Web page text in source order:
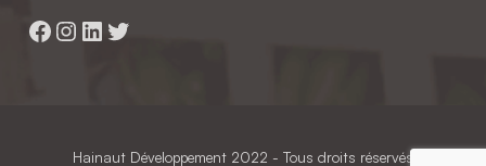
Facebook
Instagram
LinkedIn
Twitter
Hainaut Développement 2022 - Tous droits réservés